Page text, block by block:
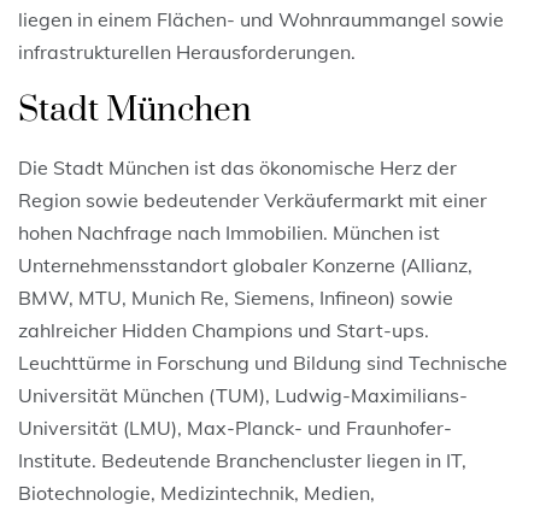
liegen in einem Flächen- und Wohnraummangel sowie
infrastrukturellen Herausforderungen.
Stadt München
Die Stadt München ist das ökonomische Herz der
Region sowie bedeutender Verkäufermarkt mit einer
hohen Nachfrage nach Immobilien. München ist
Unternehmensstandort globaler Konzerne (Allianz,
BMW, MTU, Munich Re, Siemens, Infineon) sowie
zahlreicher Hidden Champions und Start-ups.
Leuchttürme in Forschung und Bildung sind Technische
Universität München (TUM), Ludwig-Maximilians-
Universität (LMU), Max-Planck- und Fraunhofer-
Institute. Bedeutende Branchencluster liegen in IT,
Biotechnologie, Medizintechnik, Medien,